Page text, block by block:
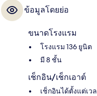
ข้อมูลโดยย่อ
ขนาดโรงแรม
โรงแรม 136 ยูนิต
มี 8 ชั้น
เช็กอิน/เช็กเอาต์
เช็กอินได้ตั้งแต่เว